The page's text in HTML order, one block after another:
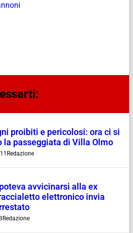
proibiti e pericolosi: ora ci si
la passeggiata di Villa Olmo
Redazione
avvicinarsi alla ex
elettronico invia
Redazione